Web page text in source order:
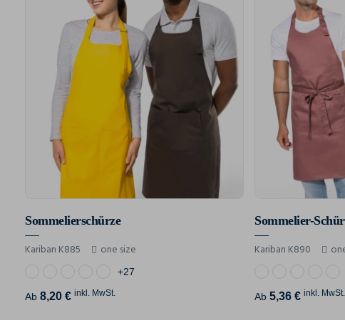
Sommelierschürze
Kariban K885 one size
+27
Ab 8,20 € inkl. MwSt.
Sommelier-
Kariban K890
Ab5,36 € inkl. MwSt.